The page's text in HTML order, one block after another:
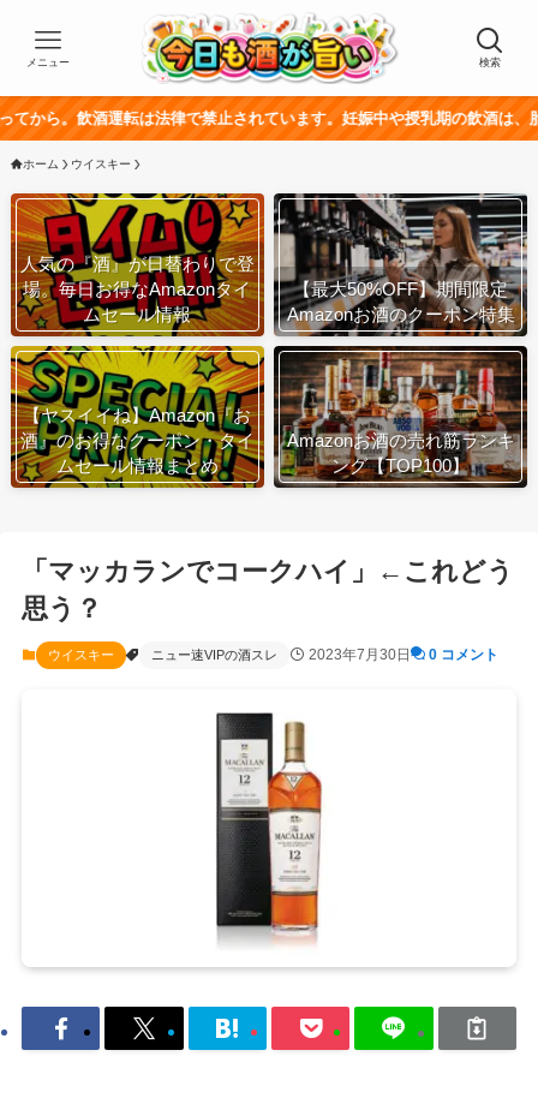
検索
メニュー
は法律で禁止されています。妊娠中や授乳期の飲酒は、胎児・乳幼児の発
ホーム ウイスキー
人気の『酒』が日替わりで登
場。毎日お得なAmazonタイ
ムセール情報
【最大50%OFF】期間限定
Amazonお酒のクーポン特集
【ヤスイイね】Amazon『お
酒』のお得なクーポン・タイ
ムセール情報まとめ
Amazonお酒の売れ筋ランキ
ング【TOP100】
「マッカランでコークハイ」←これどう
思う？
ウイスキー ニュー速VIPの酒スレ 2023年7月30日 0 コメント